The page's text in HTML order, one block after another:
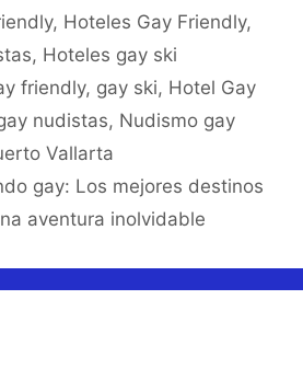
, Hoteles Gay Friendly,
, Hoteles gay ski
friendly, gay ski, Hotel Gay
nudistas, Nudismo gay
Vallarta
gay: Los mejores destinos
aventura inolvidable